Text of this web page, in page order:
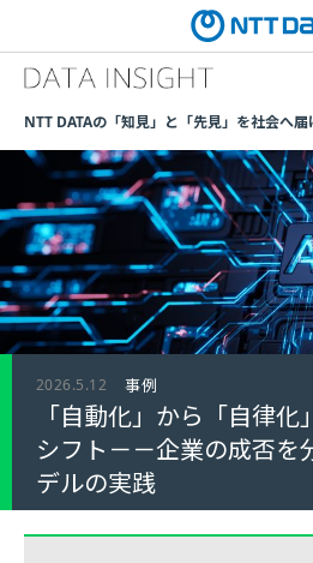
NTT DATAの「知見」と「先見」を社会へ
2026.5.12 事例
「自動化」から「自律
シフト－－企業の成否を
デルの実践